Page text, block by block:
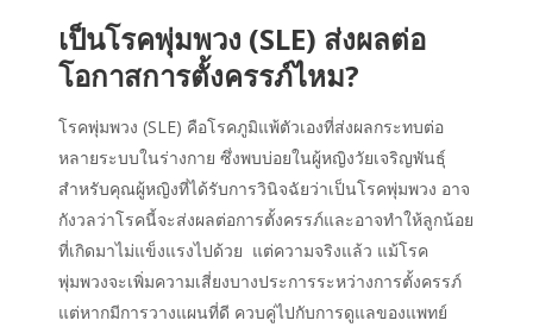
เป็นโรคพุ่มพวง (SLE) ส่งผลต่อ
โอกาสการตั้งครรภ์ไหม?
โรคพุ่มพวง (SLE) คือโรคภูมิแพ้ตัวเองที่ส่งผลกระทบต่อ
หลายระบบในร่างกาย ซึ่งพบบ่อยในผู้หญิงวัยเจริญพันธุ์
สำหรับคุณผู้หญิงที่ได้รับการวินิจฉัยว่าเป็นโรคพุ่มพวง อาจ
กังวลว่าโรคนี้จะส่งผลต่อการตั้งครรภ์และอาจทำให้ลูกน้อย
ที่เกิดมาไม่แข็งแรงไปด้วย แต่ความจริงแล้ว แม้โรค
พุ่มพวงจะเพิ่มความเสี่ยงบางประการระหว่างการตั้งครรภ์
แต่หากมีการวางแผนที่ดี ควบคู่ไปกับการดูแลของแพทย์